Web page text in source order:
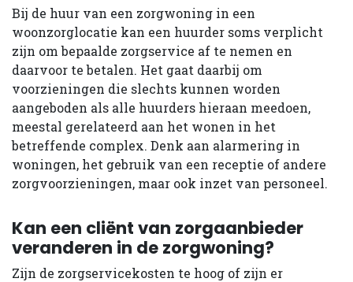
Bij de huur van een zorgwoning in een
woonzorglocatie kan een huurder soms verplicht
zijn om bepaalde zorgservice af te nemen en
daarvoor te betalen. Het gaat daarbij om
voorzieningen die slechts kunnen worden
aangeboden als alle huurders hieraan meedoen,
meestal gerelateerd aan het wonen in het
betreffende complex. Denk aan alarmering in
woningen, het gebruik van een receptie of andere
zorgvoorzieningen, maar ook inzet van personeel.
Kan een cliënt van zorgaanbieder
veranderen in de zorgwoning?
Zijn de zorgservicekosten te hoog of zijn er